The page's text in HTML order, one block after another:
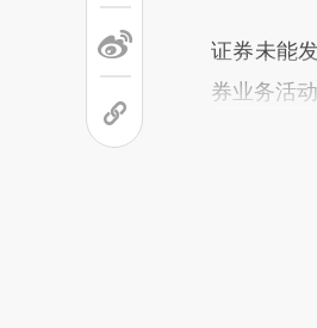
证券未能
券业务活